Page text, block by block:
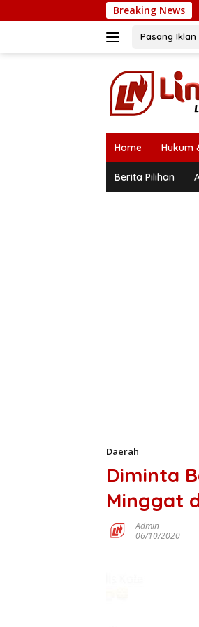
ke
Breaking News
Pasang Iklan
Home Hukum
Berita Pilihan
Daerah
Diminta
Minggat
Admin
06/10/2020